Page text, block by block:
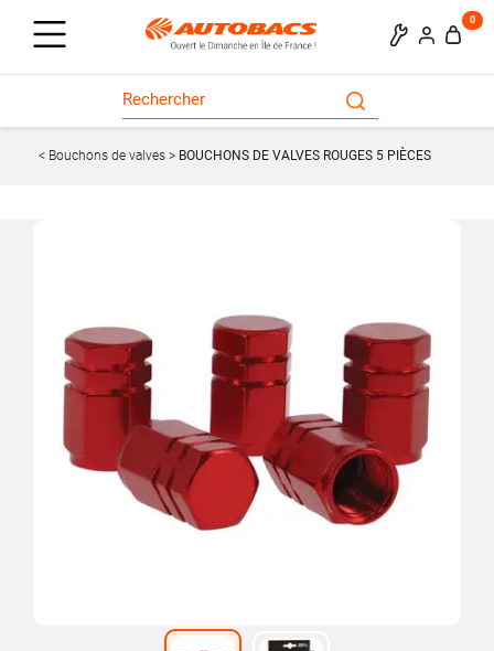
0
Bouchons de valves BOUCHONS DE VALVES ROUGES 5 PIÈCES